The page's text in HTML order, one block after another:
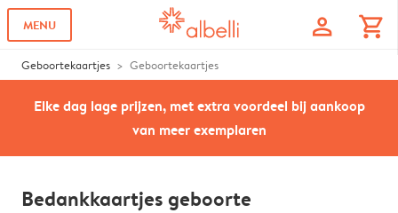
MENU profile shopping_cart
Geboortekaartjes Geboortekaartjes
Elke dag lage prijzen, met extra voordeel bij aankoop
van meer exemplaren
Bedankkaartjes geboorte